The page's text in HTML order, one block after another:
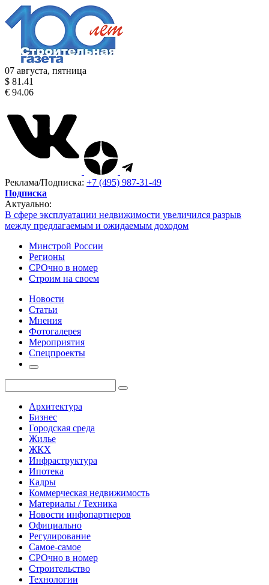
07 августа, пятница
$ 81.41
€ 94.06
Реклама/Подписка: +7 (495) 987-31-49
Подписка
Актуально:
В сфере эксплуатации недвижимости увеличился разрыв
между предлагаемым и ожидаемым доходом
Минстрой России
Регионы
СРОчно в номер
Строим на своем
Новости
Статьи
Мнения
Фотогалерея
Мероприятия
Спецпроекты
Архитектура
Бизнес
Городская среда
Жилье
ЖКХ
Инфраструктура
Ипотека
Кадры
Коммерческая недвижимость
Материалы / Техника
Новости инфопартнеров
Официально
Регулирование
Самое-самое
СРОчно в номер
Строительство
Технологии